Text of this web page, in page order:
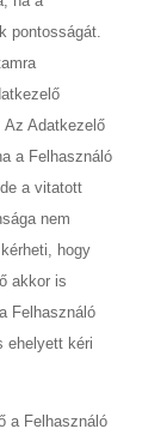
pontosságát.
Adatkezelő
a Felhasználó
a vitatott
nem
hogy
akkor is
Felhasználó
ehelyett kéri
a Felhasználó